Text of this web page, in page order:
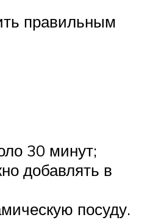
правильным
30 минут;
добавлять в
посуду.